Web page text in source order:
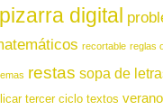
pizarra digital
recortable reglas
restas sopa de
tercer ciclo textos verano